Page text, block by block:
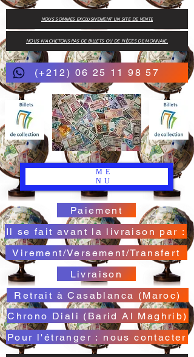
(+212) 06 25 11 98 57
ME
NU
Paiement
Virement/Versement/Transfert
Livraison
Retrait à Casablanca (Maroc)
Il se fait avant la livraison par :
Chrono Diali (Barid Al Maghrib)
NOUS N'ACHETONS PAS DE BILLETS OU DE PIÈCES DE MONNAIE.
NOUS SOMMES EXCLUSIVEMENT UN SITE DE VENTE
Pour l'étranger : nous contacter